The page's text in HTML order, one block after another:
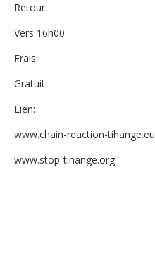
Retour:
Vers 16h00
Frais:
Gratuit
Lien:
www.chain-reaction-tihange.eu
www.stop-tihange.org